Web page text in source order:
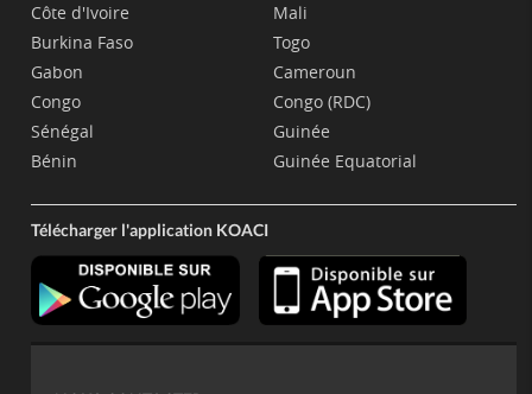
Côte d'Ivoire
Burkina Faso
Gabon
Congo
Sénégal
Bénin
Mali
Togo
Cameroun
Congo (RDC)
Guinée
Guinée Equatorial
Télécharger l'application KOACI